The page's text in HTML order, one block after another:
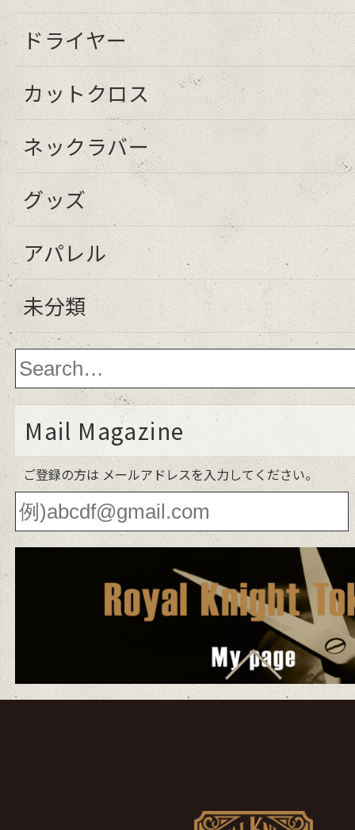
ドライヤー
カットクロス
ネックラバー
グッズ
アパレル
未分類
Mail Magazine
ご登録の方は メールアドレスを入力してください。